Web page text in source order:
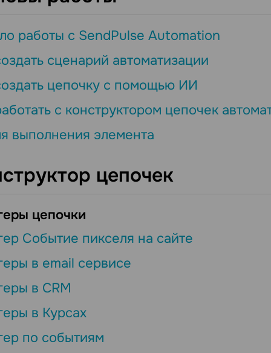
работы с SendPulse Automation
сценарий автоматизации
цепочку с помощью ИИ
с конструктором цепочек
выполнения элемента
цепочек
цепочки
Событие пикселя на сайте
в email сервисе
в CRM
в Курсах
по событиям